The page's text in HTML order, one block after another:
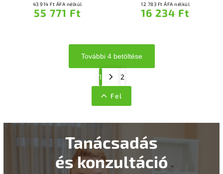
43 914 Ft ÁFA nélkül
55 771 Ft
12 783 Ft ÁFA nélkül
16 234 Ft
További 4 betöltése
1 2
Fel
Tanácsadás
és konzultáció